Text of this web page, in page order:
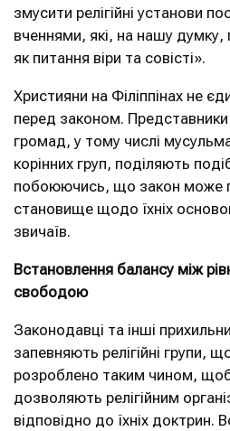
змусити релігійні установи
вченнями, які, на нашу думку,
як питання віри та совісті».
Християни на Філіппінах не
перед законом. Представники
громад, у тому числі
корінних груп, поділяють
побоюючись, що закон може
становище щодо їхніх
звичаїв.
Встановлення балансу між
свободою
Законодавці та інші
запевняють релігійні групи,
розроблено таким чином,
дозволяють релігійним
відповідно до їхніх